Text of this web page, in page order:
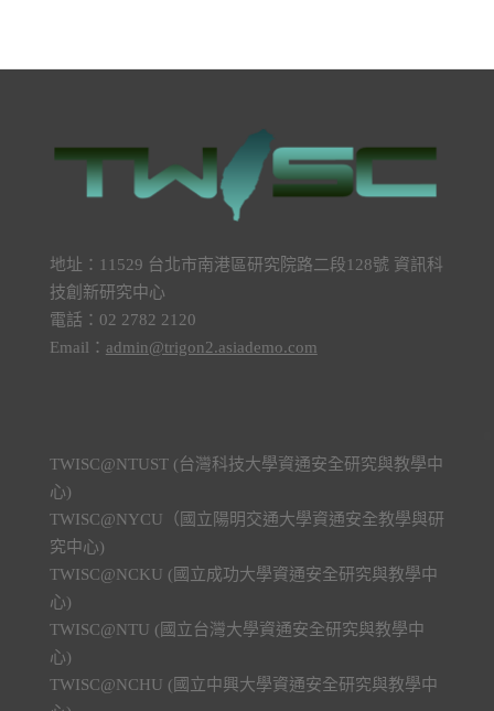
地址：11529 台北市南港區研究院路二段128號 資訊科
技創新研究中心
電話：02 2782 2120
Email： admin@trigon2.asiademo.com
TWISC@NTUST (台灣科技大學資通安全研究與教學中
心)
TWISC@NYCU（國立陽明交通大學資通安全教學與研
究中心)
TWISC@NCKU (國立成功大學資通安全研究與教學中
心)
TWISC@NTU (國立台灣大學資通安全研究與教學中
心)
TWISC@NCHU (國立中興大學資通安全研究與教學中